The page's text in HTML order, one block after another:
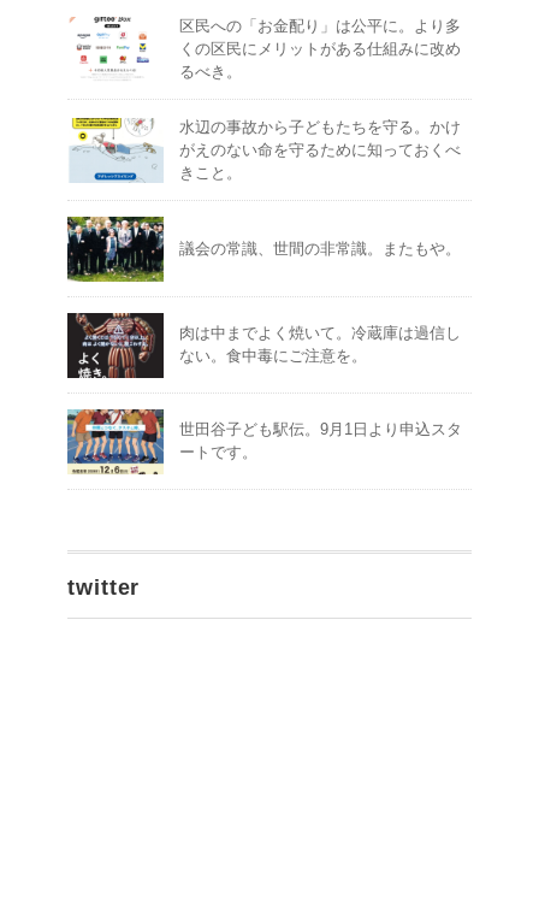
区民への「お金配り」は公平に。より多
くの区民にメリットがある仕組みに改め
るべき。
水辺の事故から子どもたちを守る。かけ
がえのない命を守るために知っておくべ
きこと。
議会の常識、世間の非常識。またもや。
肉は中までよく焼いて。冷蔵庫は過信し
ない。食中毒にご注意を。
世田谷子ども駅伝。9月1日より申込スタ
ートです。
twitter